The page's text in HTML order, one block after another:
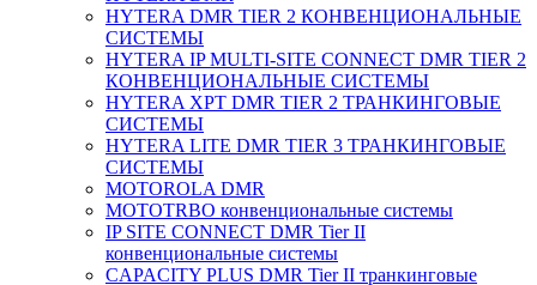
HYTERA DMR TIER 2 КОНВЕНЦИОНАЛЬНЫЕ
СИСТЕМЫ
HYTERA IP MULTI-SITE CONNECT DMR TIER 2
КОНВЕНЦИОНАЛЬНЫЕ СИСТЕМЫ
HYTERA XPT DMR TIER 2 ТРАНКИНГОВЫЕ
СИСТЕМЫ
HYTERA LITE DMR TIER 3 ТРАНКИНГОВЫЕ
СИСТЕМЫ
MOTOROLA DMR
MOTOTRBO конвенциональные системы
IP SITE CONNECT DMR Tier II
конвенциональные системы
CAPACITY PLUS DMR Tier II транкинговые